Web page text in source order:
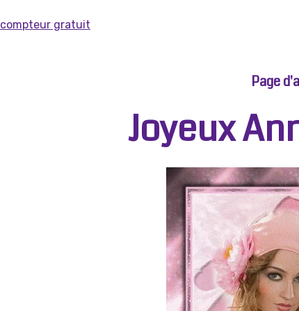
compteur gratuit
Page
Joyeux